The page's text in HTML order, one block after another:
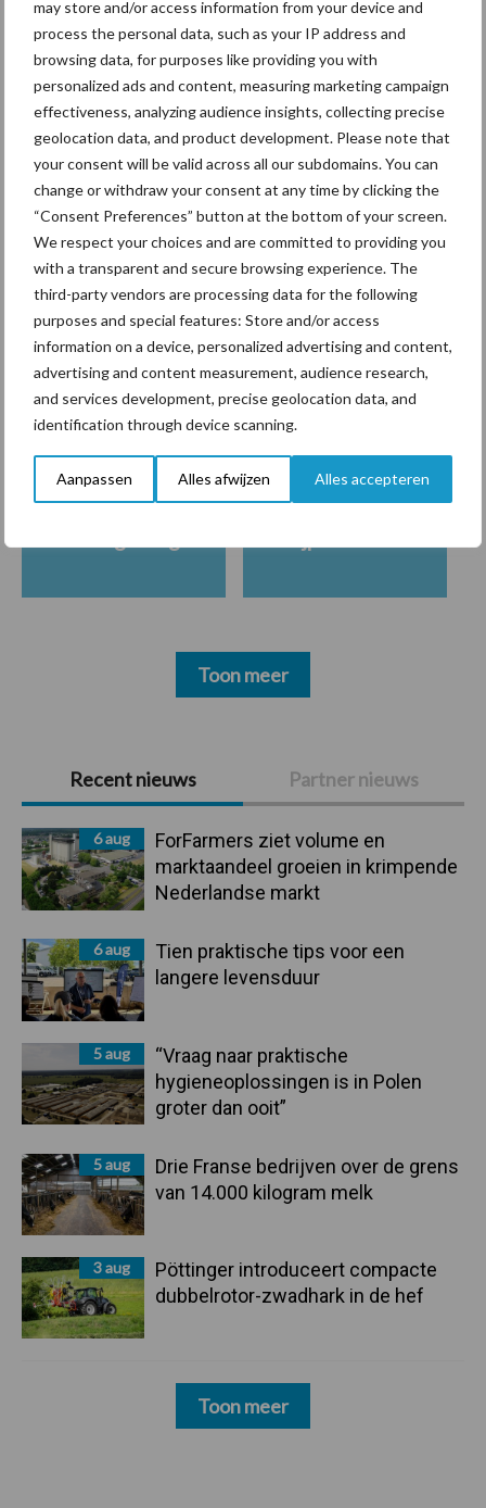
may store and/or access information from your device and
process the personal data, such as your IP address and
browsing data, for purposes like providing you with
personalized ads and content, measuring marketing campaign
effectiveness, analyzing audience insights, collecting precise
geolocation data, and product development. Please note that
your consent will be valid across all our subdomains. You can
change or withdraw your consent at any time by clicking the
“Consent Preferences” button at the bottom of your screen.
We respect your choices and are committed to providing you
with a transparent and secure browsing experience. The
third-party vendors are processing data for the following
purposes and special features: Store and/or access
information on a device, personalized advertising and content,
advertising and content measurement, audience research,
and services development, precise geolocation data, and
identification through device scanning.
Aanpassen Alles afwijzen Alles accepteren
Primaire
Sidebar
Recent nieuws Partner nieuws
6 aug
ForFarmers ziet volume en
marktaandeel groeien in krimpende
Nederlandse markt
6 aug
Tien praktische tips voor een
langere levensduur
5 aug
“Vraag naar praktische
hygieneoplossingen is in Polen
groter dan ooit”
5 aug
Drie Franse bedrijven over de grens
van 14.000 kilogram melk
3 aug
Pöttinger introduceert compacte
dubbelrotor-zwadhark in de hef
Toon meer
Tien praktische tips voor
een langere levensduur
hygieneoplossingen is in
Polen groter dan ooit”
Themapagina's
Diergezondheid Bemesting Fokkerij
Toon meer